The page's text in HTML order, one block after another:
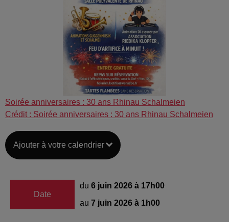
Soirée anniversaires : 30 ans Rhinau Schalmeien
Crédit : Soirée anniversaires : 30 ans Rhinau Schalmeien
Ajouter à votre calendrier
Date
du 6 juin 2026 à 17h00
au 7 juin 2026 à 1h00